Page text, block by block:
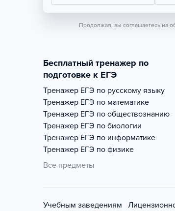
Продолжая, вы соглашаетесь на
Бесплатный тренажер по
подготовке к ЕГЭ
Тренажер ЕГЭ по русскому языку
Тренажер ЕГЭ по математике
Тренажер ЕГЭ по обществознанию
Тренажер ЕГЭ по биологии
Тренажер ЕГЭ по информатике
Тренажер ЕГЭ по физике
Все предметы
Учебным заведениям